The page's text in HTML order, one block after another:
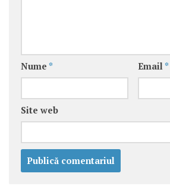
Nume * Email *
Site web